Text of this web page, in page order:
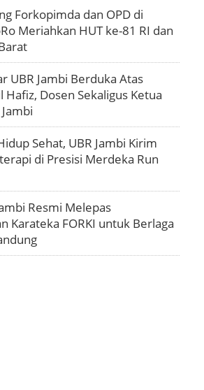
Forkopimda dan OPD di
Meriahkan HUT ke-81 RI dan
UBR Jambi Berduka Atas
Hafiz, Dosen Sekaligus Ketua
Jambi
Sehat, UBR Jambi Kirim
di Presisi Merdeka Run
Resmi Melepas
Karateka FORKI untuk Berlaga